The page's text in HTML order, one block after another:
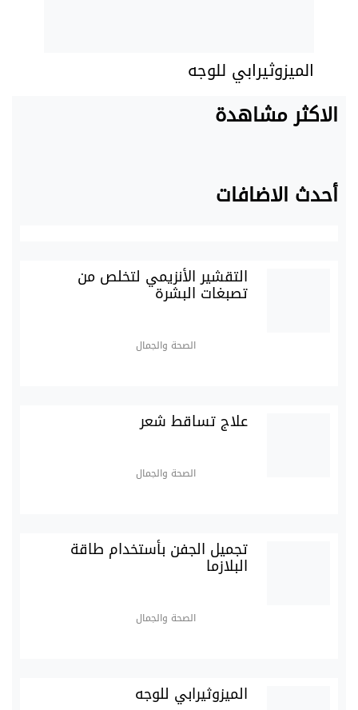
الميزوثيرابي للوجه
الاكثر مشاهدة
أحدث الاضافات
التقشير الأنزيمي لتخلص من
تصبغات البشرة
الصحة والجمال
علاج تساقط شعر
الصحة والجمال
تجميل الجفن بأستخدام طاقة
البلازما
الصحة والجمال
الميزوثيرابي للوجه